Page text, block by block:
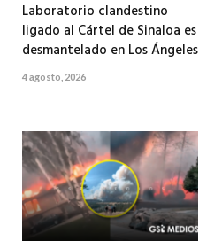
Laboratorio clandestino
ligado al Cártel de Sinaloa es
desmantelado en Los Ángeles
4 agosto, 2026